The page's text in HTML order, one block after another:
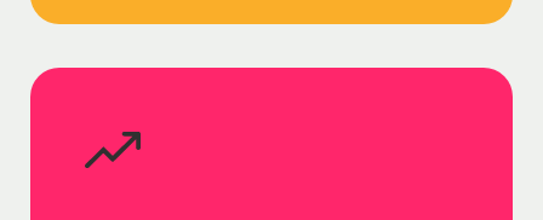
pelos usuários serão utilizadas para o
legislação e normas pertinentes.